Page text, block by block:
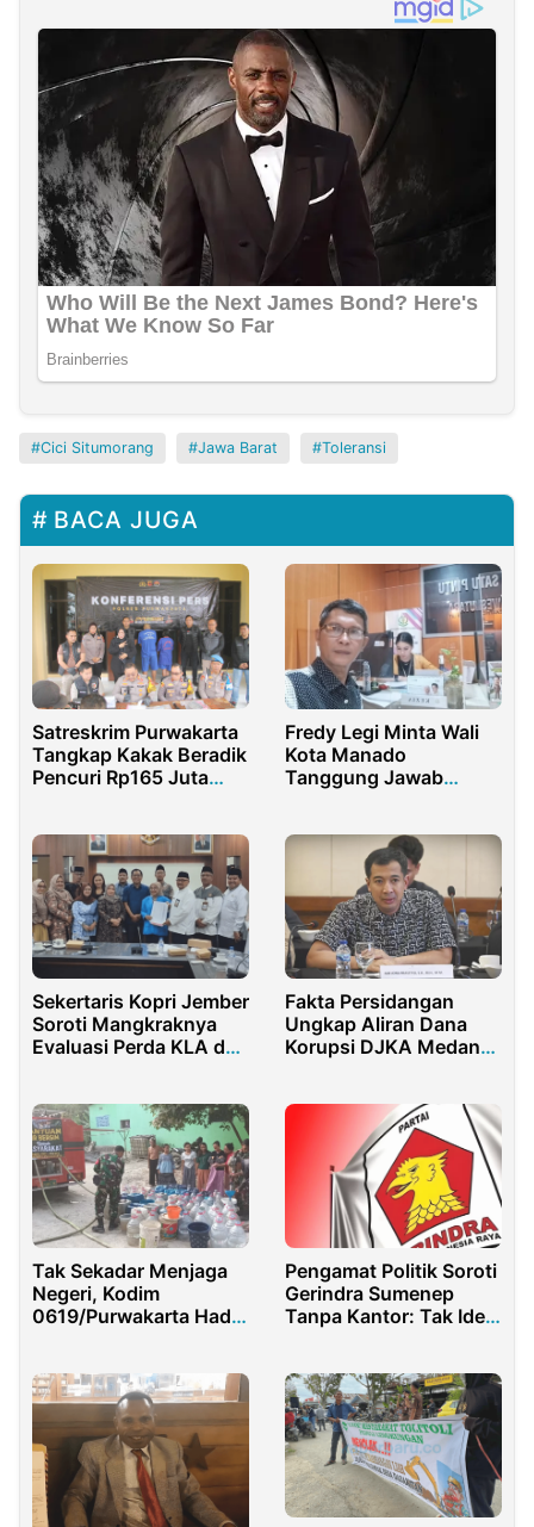
Cici Situmorang Jawa Barat Toleransi
BACA JUGA
Satreskrim Purwakarta
Tangkap Kakak Beradik
Pencuri Rp165 Juta
Fredy Legi Minta Wali
Kota Manado
Tanggung Jawab
Sekertaris Kopri Jember
Soroti Mangkraknya
Evaluasi Perda KLA dan
Fakta Persidangan
Ungkap Aliran Dana
Korupsi DJKA Medan
Tak Sekadar Menjaga
Negeri, Kodim
0619/Purwakarta Hadir
Pengamat Politik Soroti
Gerindra Sumenep
Tanpa Kantor: Tak Ideal